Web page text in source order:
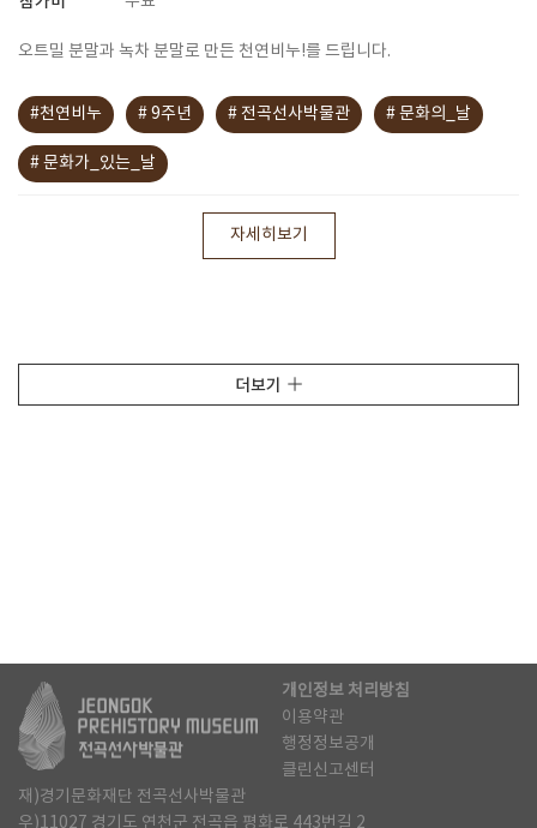
오트밀 분말과 녹차 분말로 만든 천연비누!를 드립니다.
#천연비누 # 9주년 # 전곡선사박물관 # 문화의_날
# 문화가_있는_날
자세히보기
더보기
개인정보 처리방침
이용약관
행정정보공개
클린신고센터
재)경기문화재단 전곡선사박물관
우)11027 경기도 연천군 전곡읍 평화로 443번길 2